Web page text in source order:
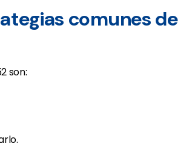
comunes de
son: